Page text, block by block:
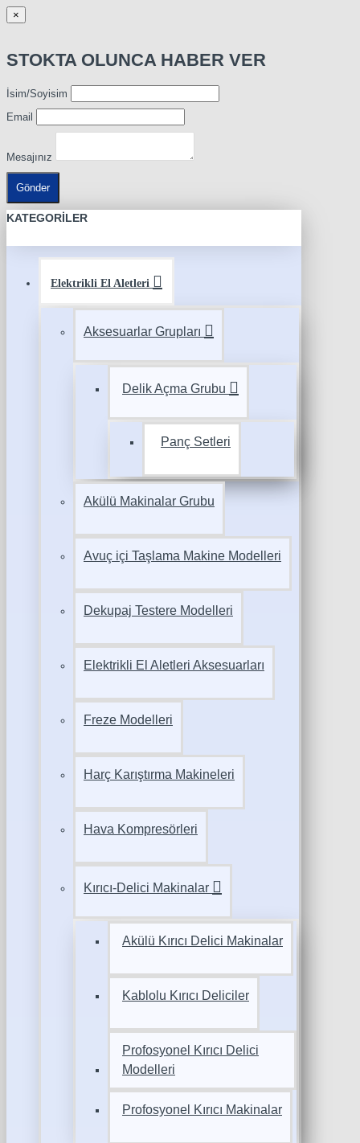
×
STOKTA OLUNCA HABER VER
İsim/Soyisim
Email
Mesajınız
Gönder
KATEGORILER
Elektrikli El Aletleri
Aksesuarlar Grupları
Delik Açma Grubu
Panç Setleri
Akülü Makinalar Grubu
Avuç içi Taşlama Makine Modelleri
Dekupaj Testere Modelleri
Elektrikli El Aletleri Aksesuarları
Freze Modelleri
Harç Karıştırma Makineleri
Hava Kompresörleri
Kırıcı-Delici Makinalar
Akülü Kırıcı Delici Makinalar
Kablolu Kırıcı Deliciler
Profosyonel Kırıcı Delici
Modelleri
Profosyonel Kırıcı Makinalar